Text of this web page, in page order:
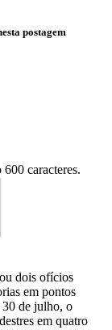
postagem
caracteres.
dois ofícios
em pontos
30 de julho, o
em quatro